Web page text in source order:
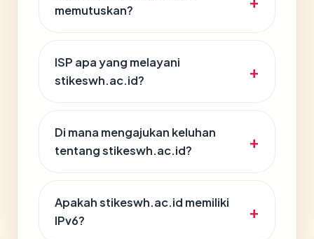
memutuskan?
ISP apa yang melayani
stikeswh.ac.id?
Di mana mengajukan keluhan
tentang stikeswh.ac.id?
Apakah stikeswh.ac.id memiliki
IPv6?